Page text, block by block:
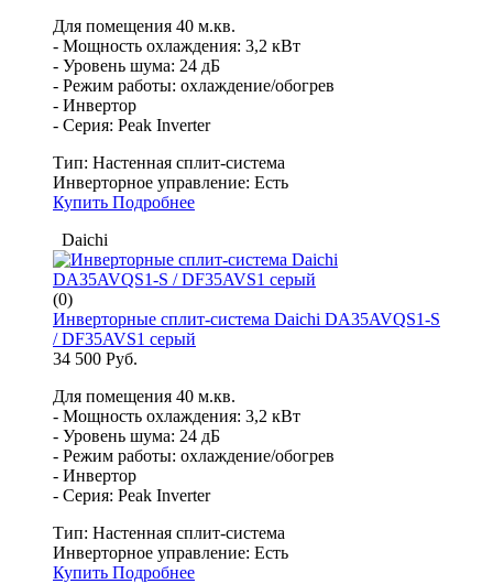
Для помещения 40 м.кв.
- Мощность охлаждения: 3,2 кВт
- Уровень шума: 24 дБ
- Режим работы: охлаждение/обогрев
- Инвертор
- Серия: Peak Inverter
Тип: Настенная сплит-система
Инверторное управление: Есть
Купить Подробнее
Daichi
(0)
Инверторные сплит-система Daichi DA35AVQS1-S
/ DF35AVS1 серый
34 500 Руб.
Для помещения 40 м.кв.
- Мощность охлаждения: 3,2 кВт
- Уровень шума: 24 дБ
- Режим работы: охлаждение/обогрев
- Инвертор
- Серия: Peak Inverter
Тип: Настенная сплит-система
Инверторное управление: Есть
Купить Подробнее